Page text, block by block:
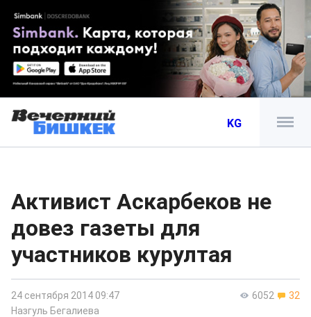
KG
Активист Аскарбеков не
довез газеты для
участников курултая
6052 32
24 сентября 2014 09:47
Назгуль Бегалиева